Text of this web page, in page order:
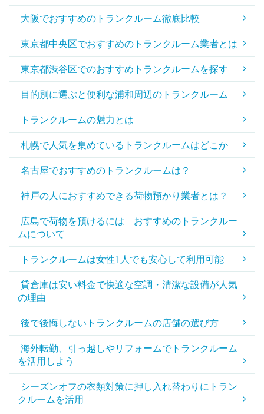
大阪でおすすめのトランクルーム徹底比較
東京都中央区でおすすめのトランクルーム業者とは
東京都渋谷区でのおすすめトランクルームを探す
目的別に選ぶと便利な浦和周辺のトランクルーム
トランクルームの魅力とは
札幌で人気を集めているトランクルームはどこか
名古屋でおすすめのトランクルームは？
神戸の人におすすめできる荷物預かり業者とは？
広島で荷物を預けるには おすすめのトランクルー
ムについて
トランクルームは女性1人でも安心して利用可能
貸倉庫は安い料金で快適な空調・清潔な設備が人気
の理由
後で後悔しないトランクルームの店舗の選び方
海外転勤、引っ越しやリフォームでトランクルーム
を活用しよう
シーズンオフの衣類対策に押し入れ替わりにトラン
クルームを活用